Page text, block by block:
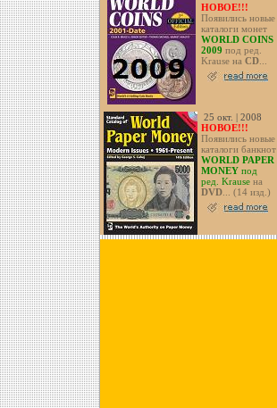
НОВОЕ!!!
Появились новые
каталоги монет
WORLD COINS
2009 под ред.
Krause наCD
25 окт. | 2008
НОВОЕ!!!
Появились новые
каталоги банкнот
WORLD PAPER
MONEYпод
ред. Krauseна
DVD... (14 изд.)